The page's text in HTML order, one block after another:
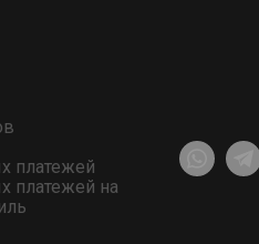
платежей
платежей на